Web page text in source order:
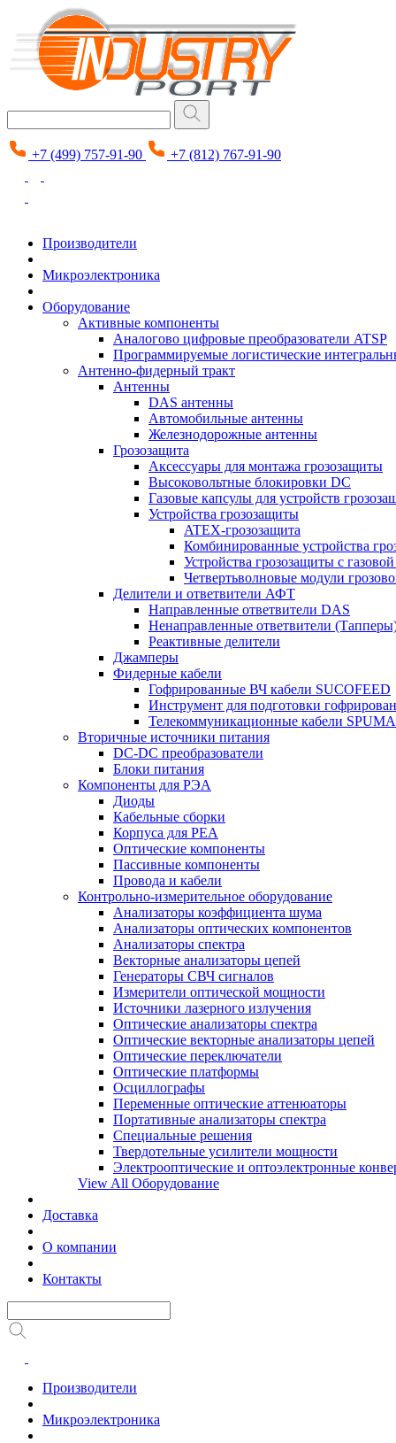
+7 (499) 757-91-90 +7 (812) 767-91-90
Производители
Микроэлектроника
Оборудование
Активные компоненты
Аналогово цифровые преобразователи ATSP
Программируемые логистические
Антенно-фидерный тракт
Антенны
DAS антенны
Автомобильные антенны
Железнодорожные антенны
Грозозащита
Аксессуары для монтажа грозозащиты
Высоковольтные блокировки DC
Газовые капсулы для устройств
Устройства грозозащиты
ATEX-грозозащита
Комбинированные устройства
Устройства грозозащиты с
Четвертьволновые модули
Делители и ответвители АФТ
Направленные ответвители DAS
Ненаправленные ответвители
Реактивные делители
Джамперы
Фидерные кабели
Гофрированные ВЧ кабели SUCOFEED
Инструмент для подготовки
Телекоммуникационные кабели SPUMA
Вторичные источники питания
DC-DC преобразователи
Блоки питания
Компоненты для РЭА
Диоды
Кабельные сборки
Корпуса для РЕА
Оптические компоненты
Пассивные компоненты
Провода и кабели
Контрольно-измерительное оборудование
Анализаторы коэффициента шума
Анализаторы оптических компонентов
Анализаторы спектра
Векторные анализаторы цепей
Генераторы СВЧ сигналов
Измерители оптической мощности
Источники лазерного излучения
Оптические анализаторы спектра
Оптические векторные анализаторы цепей
Оптические переключатели
Оптические платформы
Осциллографы
Переменные оптические аттенюаторы
Портативные анализаторы спектра
Специальные решения
Твердотельные усилители мощности
Электрооптические и оптоэлектронные
View All Оборудование
Доставка
О компании
Контакты
Производители
Микроэлектроника